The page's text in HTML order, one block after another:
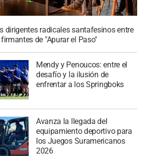
dirigentes radicales santafesinos entre
firmantes de "Apurar el Paso"
Mendy y Penoucos: entre el
desafío y la ilusión de
enfrentar a los Springboks
Avanza la llegada del
equipamiento deportivo para
los Juegos Suramericanos
2026